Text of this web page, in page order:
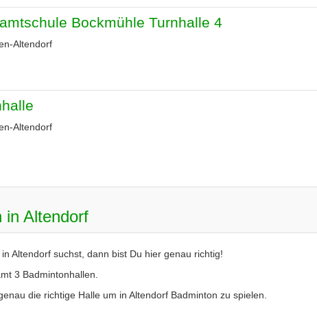
Bockmühle Turnhalle 4
Altendorf
Altendorf
in Altendorf
Altendorf suchst, dann bist Du hier genau richtig!
3 Badmintonhallen.
die richtige Halle um in Altendorf Badminton zu spielen.